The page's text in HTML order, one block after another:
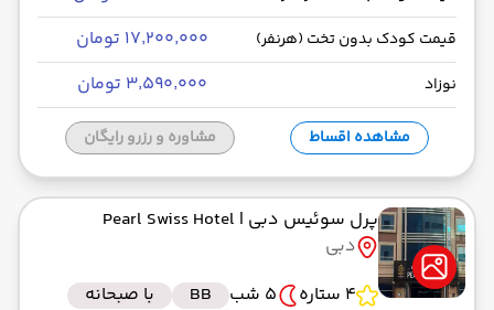
قیمت کودک بدون تخت (هرنفر) ۱۷٬۲۰۰٬۰۰۰ تومان
نوزاد ۳٬۵۹۰٬۰۰۰ تومان
مشاهده اقساط مشاوره و رزرو رایگان
پرل سوئیس دبی | Pearl Swiss Hotel
دبی
4 ستاره
5 شب BB با صبحانه